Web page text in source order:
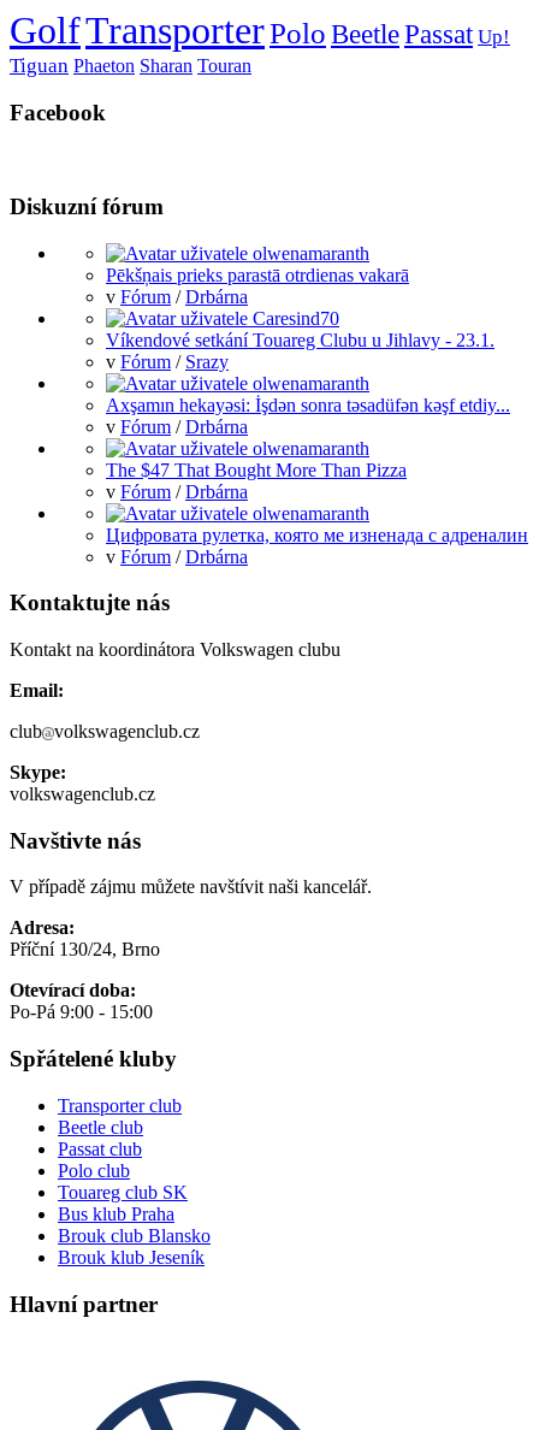
GolfTransporterPoloBeetlePassat Up!
Tiguan Phaeton Sharan Touran
Facebook
Diskuzní fórum
Pēkšņais prieks parastā otrdienas vakarā
v Fórum /Drbárna
Víkendové setkání Touareg Clubu u Jihlavy - 23.1.
v Fórum / Srazy
Axşamın hekayəsi: İşdən sonra təsadüfən kəşf etdiy...
v Fórum /Drbárna
The $47 That Bought More Than Pizza
v Fórum /Drbárna
Цифровата рулетка, която ме изненада с адреналин
v Fórum /Drbárna
Kontaktujte nás
Kontakt na koordinátora Volkswagen clubu
Email:
club volkswagenclub.cz
Skype:
volkswagenclub.cz
Navštivte nás
V případě zájmu můžete navštívit naši kancelář.
Adresa:
Příční 130/24, Brno
Otevírací doba:
Po-Pá 9:00 - 15:00
Spřátelené kluby
Transporter club
Beetle club
Passat club
Polo club
Touareg club SK
Bus klub Praha
Brouk club Blansko
Brouk klub Jeseník
Hlavní partner